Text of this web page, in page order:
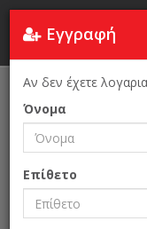
Αρχική Σελίδα
Εγγραφή
Αν δεν έχετε
Όνομα
Επίθετο